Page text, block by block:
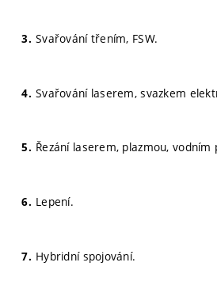
Svařování třením, FSW.
Svařování laserem, svazkem
Řezání laserem, plazmou, vodním
Lepení.
Hybridní spojování.